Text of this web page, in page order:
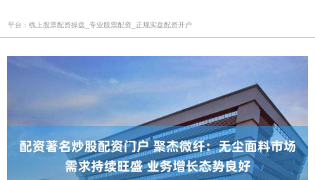
平台：线上股票配资操盘_专业股票配资_正规实盘配资开户